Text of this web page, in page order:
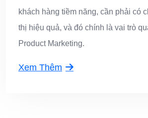
khách hàng tiềm năng, cần phải có
thị hiệu quả, và đó chính là vai trò
Product Marketing.
Xem Thêm